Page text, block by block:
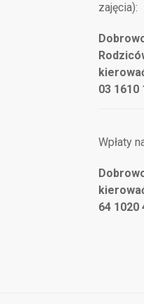
zajęcia):
03 1610
Wpłaty
64 1020